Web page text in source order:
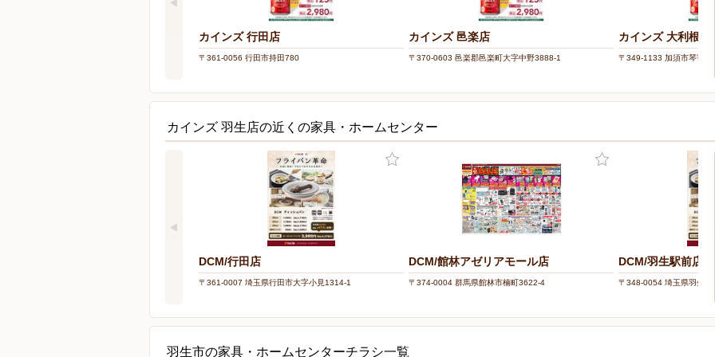
カインズ 行田店
〒361-0056 行田市持田780
カインズ 邑楽店
〒370-0603 邑楽郡邑楽町大字中野3888-1
カインズ 大利根店
〒349-1133 加須市琴寄70
カインズ 羽生店の近くの家具・ホームセンター
DCM/行田店
〒361-0007 埼玉県行田市大字小見1314-1
DCM/館林アゼリアモール店
〒374-0004 群馬県館林市楠町3622-4
DCM/羽生駅前店
〒348-0054 埼玉県羽生市
羽生市の家具・ホームセンターチラシ一覧